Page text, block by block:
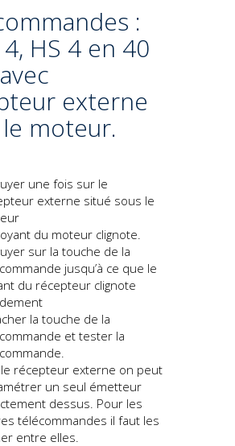
:
HS 4 en 40
externe
moteur.
une fois sur le
externe situé sous le
du moteur clignote.
sur la touche de la
jusqu’à ce que le
du récepteur clignote
la touche de la
et tester la
récepteur externe on peut
un seul émetteur
dessus. Pour les
télécommandes il faut les
entre elles.